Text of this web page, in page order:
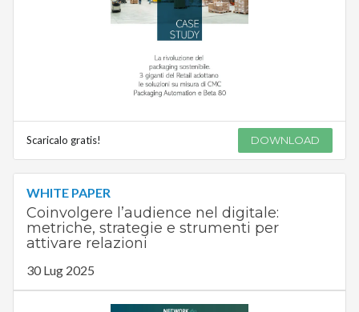
Scaricalo gratis! DOWNLOAD
WHITE PAPER
Coinvolgere l’audience nel digitale:
metriche, strategie e strumenti per
attivare relazioni
30 Lug 2025